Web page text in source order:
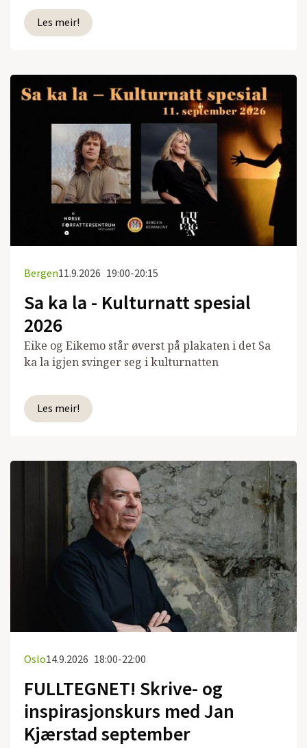
Les meir!
Bergen11.9.2026 19:00-20:15
Sa ka la - Kulturnatt spesial
2026
Eike og Eikemo står øverst på plakaten i det Sa
ka la igjen svinger seg i kulturnatten
Les meir!
Oslo14.9.2026 18:00-22:00
FULLTEGNET! Skrive- og
inspirasjonskurs med Jan
Kjærstad september